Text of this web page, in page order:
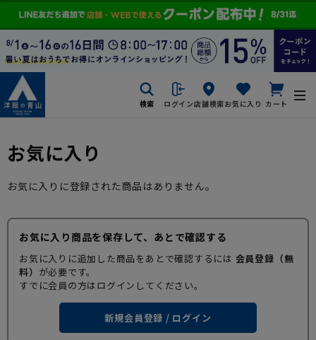
検索 ログイン店舗検索お気に入り カート
お気に入り
お気に入りに登録された商品はありません。
お気に入り商品を保存して、あとで確認する
お気に入りに追加した商品をあとで確認するには 会員登録（無
料） が必要です。
すでに会員の方はログインしてください。
新規会員登録 / ログイン